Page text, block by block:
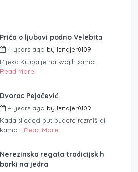
Priča o ljubavi podno Velebita
4 years ago by lendjer0109
Rijeka Krupa je na svojih samo...
Read More
Dvorac Pejačević
4 years ago by lendjer0109
Kada sljedeći put budete razmišljali
kamo... Read More
Nerezinska regata tradicijskih
barki na jedra